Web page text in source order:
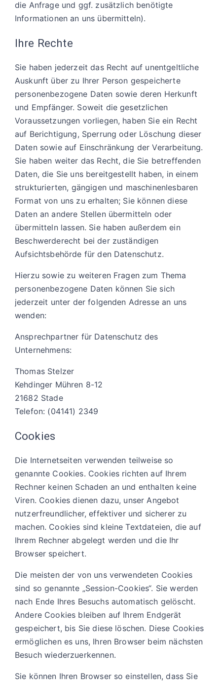
die Anfrage und ggf. zusätzlich benötigte
Informationen an uns übermitteln).
Ihre Rechte
Sie haben jederzeit das Recht auf unentgeltliche
Auskunft über zu Ihrer Person gespeicherte
personenbezogene Daten sowie deren Herkunft
und Empfänger. Soweit die gesetzlichen
Voraussetzungen vorliegen, haben Sie ein Recht
auf Berichtigung, Sperrung oder Löschung dieser
Daten sowie auf Einschränkung der Verarbeitung.
Sie haben weiter das Recht, die Sie betreffenden
Daten, die Sie uns bereitgestellt haben, in einem
strukturierten, gängigen und maschinenlesbaren
Format von uns zu erhalten; Sie können diese
Daten an andere Stellen übermitteln oder
übermitteln lassen. Sie haben außerdem ein
Beschwerderecht bei der zuständigen
Aufsichtsbehörde für den Datenschutz.
Hierzu sowie zu weiteren Fragen zum Thema
personenbezogene Daten können Sie sich
jederzeit unter der folgenden Adresse an uns
wenden:
Ansprechpartner für Datenschutz des
Unternehmens:
Thomas Stelzer
Kehdinger Mühren 8-12
21682 Stade
Telefon: (04141) 2349
Cookies
Die Internetseiten verwenden teilweise so
genannte Cookies. Cookies richten auf Ihrem
Rechner keinen Schaden an und enthalten keine
Viren. Cookies dienen dazu, unser Angebot
nutzerfreundlicher, effektiver und sicherer zu
machen. Cookies sind kleine Textdateien, die auf
Ihrem Rechner abgelegt werden und die Ihr
Browser speichert.
Die meisten der von uns verwendeten Cookies
sind so genannte „Session-Cookies“. Sie werden
nach Ende Ihres Besuchs automatisch gelöscht.
Andere Cookies bleiben auf Ihrem Endgerät
gespeichert, bis Sie diese löschen. Diese Cookies
ermöglichen es uns, Ihren Browser beim nächsten
Besuch wiederzuerkennen.
Sie können Ihren Browser so einstellen, dass Sie